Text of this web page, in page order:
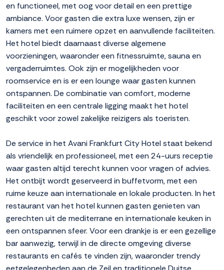
en functioneel, met oog voor detail en een prettige
ambiance. Voor gasten die extra luxe wensen, zijn er
kamers met een ruimere opzet en aanvullende faciliteiten.
Het hotel biedt daarnaast diverse algemene
voorzieningen, waaronder een fitnessruimte, sauna en
vergaderruimtes. Ook zijn er mogelijkheden voor
roomservice en is er een lounge waar gasten kunnen
ontspannen. De combinatie van comfort, moderne
faciliteiten en een centrale ligging maakt het hotel
geschikt voor zowel zakelijke reizigers als toeristen.
De service in het Avani Frankfurt City Hotel staat bekend
als vriendelijk en professioneel, met een 24-uurs receptie
waar gasten altijd terecht kunnen voor vragen of advies.
Het ontbijt wordt geserveerd in buffetvorm, met een
ruime keuze aan internationale en lokale producten. In het
restaurant van het hotel kunnen gasten genieten van
gerechten uit de mediterrane en internationale keuken in
een ontspannen sfeer. Voor een drankje is er een gezellige
bar aanwezig, terwijl in de directe omgeving diverse
restaurants en cafés te vinden zijn, waaronder trendy